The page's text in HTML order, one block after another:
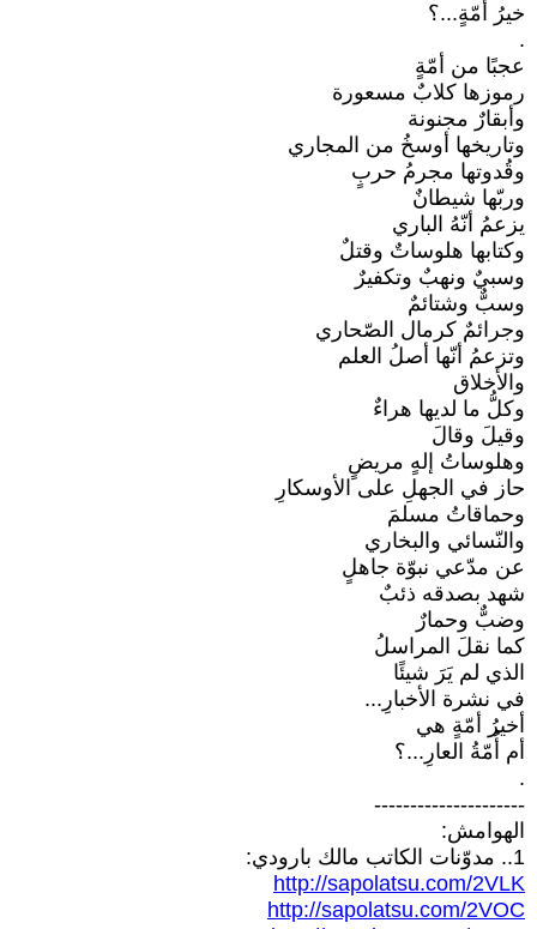
خيرُ أمّةٍ...؟
.
عجبًا من أمّةٍ
رموزها كلابٌ مسعورة
وأبقارٌ مجنونة
وتاريخها أوسخُ من المجاري
وقُدوتها مجرمُ حربٍ
وربّها شيطانٌ
يزعمُ أنّهُ الباري
وكتابها هلوساتٌ وقتلٌ
وسبيٌ ونهبٌ وتكفيرٌ
وسبٌّ وشتائمٌ
وجرائمٌ كرمال الصّحاري
وتزعمُ أنّها أصلُ العلم
والأخلاق
وكلُّ ما لديها هراءٌ
وقيلَ وقالَ
وهلوساتُ إلهٍ مريضٍ
حاز في الجهلِ على الأوسكارِ
وحماقاتُ مسلمَ
والنّسائي والبخاري
عن مدّعي نبوّة جاهلٍ
شهد بصدقه ذئبٌ
وضبٌّ وحمارٌ
كما نقلَ المراسلُ
الذي لم يَرَ شيئًا
في نشرة الأخبارِ...
أخيرُ أمّةٍ هي
أم أُمّةُ العارِ...؟
.
---------------------
الهوامش:
1.. مدوّنات الكاتب مالك بارودي:
http://sapolatsu.com/2VLK
http://sapolatsu.com/2VOC